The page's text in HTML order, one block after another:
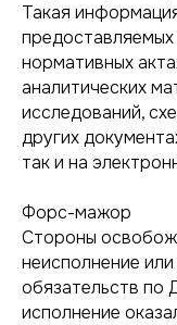
Такая
нормативных
аналитических
исследований,
других
так и на
Форс-мажор
Стороны
неисполнение
обязательств по
исполнение